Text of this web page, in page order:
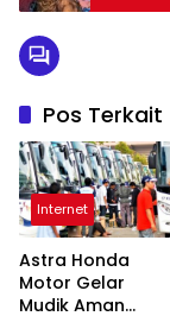
Pos Terkait
Internet
Astra Honda
Motor Gelar
Mudik Aman